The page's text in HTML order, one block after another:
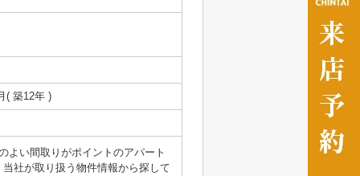
( 築12年 )
よい間取りがポイントのアパート
社が取り扱う物件情報から探して